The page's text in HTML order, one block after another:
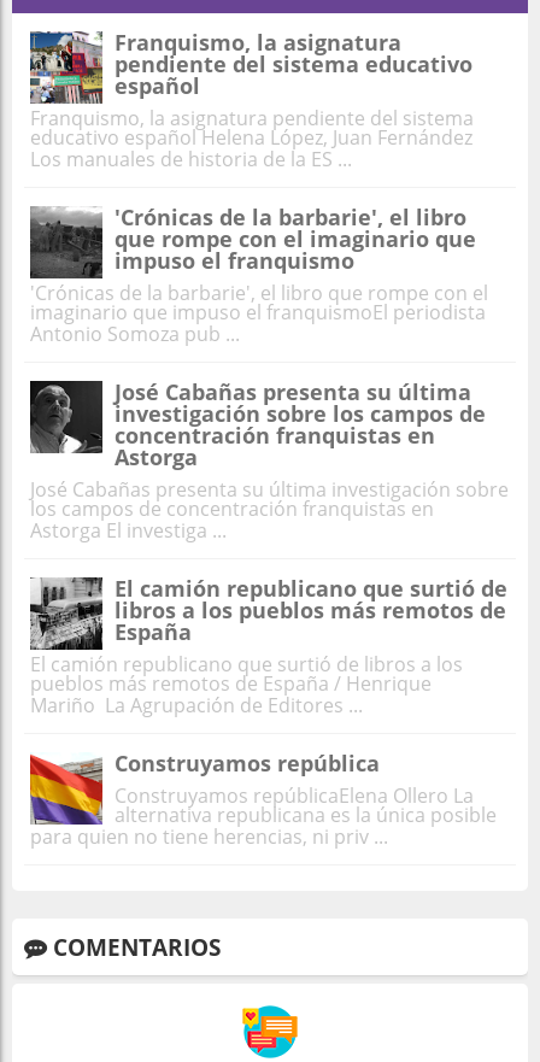
Franquismo, la asignatura
pendiente del sistema educativo
español
Franquismo, la asignatura pendiente del sistema
educativo español Helena López, Juan Fernández
Los manuales de historia de la ES ...
'Crónicas de la barbarie', el libro
que rompe con el imaginario que
impuso el franquismo
'Crónicas de la barbarie', el libro que rompe con el
imaginario que impuso el franquismoEl periodista
Antonio Somoza pub ...
José Cabañas presenta su última
investigación sobre los campos de
concentración franquistas en
Astorga
José Cabañas presenta su última investigación sobre
los campos de concentración franquistas en
Astorga El investiga ...
El camión republicano que surtió de
libros a los pueblos más remotos de
España
El camión republicano que surtió de libros a los
pueblos más remotos de España / Henrique
Mariño La Agrupación de Editores ...
Construyamos república
Construyamos repúblicaElena Ollero La
alternativa republicana es la única posible
para quien no tiene herencias, ni priv ...
COMENTARIOS